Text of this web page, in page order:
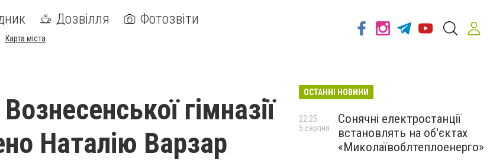
Дозвілля Фотозвіти
Карта міста
гімназії
Наталію Варзар
ОСТАННІ НОВИНИ
Сонячні електростанції
встановлять на об'єктах
«Миколаївоблтеплоенерго»
22:25
5 серпня